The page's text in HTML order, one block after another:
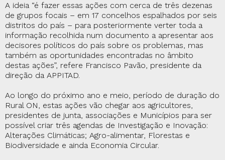
A ideia “é fazer essas ações com cerca de três dezenas
de grupos focais – em 17 concelhos espalhados por seis
distritos do país – para posteriormente verter toda a
informação recolhida num documento a apresentar aos
decisores políticos do país sobre os problemas, mas
também as oportunidades encontradas no âmbito
destas ações”, refere Francisco Pavão, presidente da
direção da APPITAD.
Ao longo do próximo ano e meio, período de duração do
Rural ON, estas ações vão chegar aos agricultores,
presidentes de junta, associações e Municípios para ser
possível criar três agendas de Investigação e Inovação:
Alterações Climáticas; Agro-alimentar, Florestas e
Biodiversidade e ainda Economia Circular.